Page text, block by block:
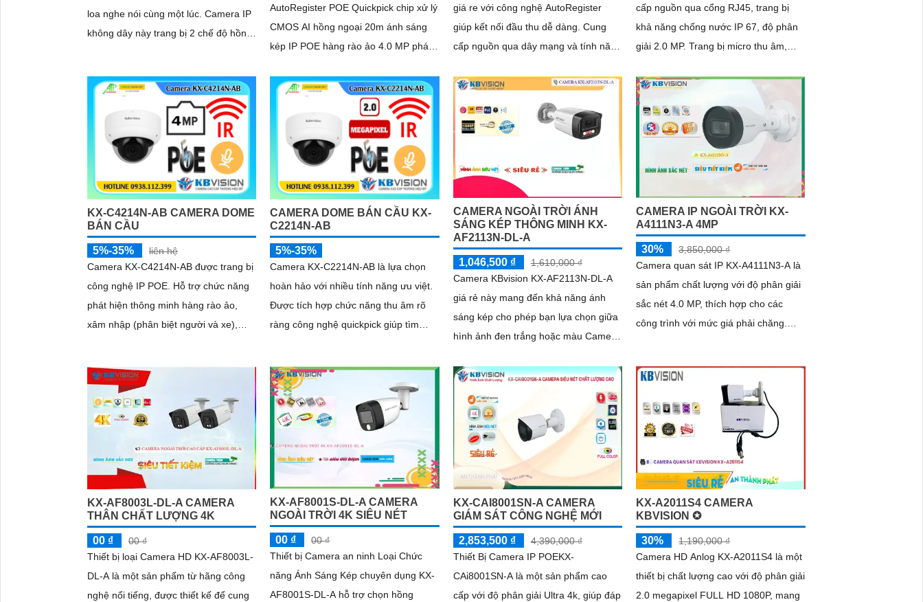
loa nghe nói cùng một lúc. Camera IP
không dây này trang bị 2 chế độ hồng
gọn cho ra gốc nhìn rộng đáng để
tham khảo
AutoRegister POE Quickpick chip xử lý
CMOS AI hồng ngoại 20m ánh sáng
kép IP POE hàng rào ảo 4.0 MP phát
giá re với công nghệ AutoRegister
giúp kết nối đầu thu dễ dàng. Cung
cấp nguồn qua dây mạng và tính năng
nhanh chóng
cấp nguồn qua cổng RJ45, trang bị
khả năng chống nước IP 67, độ phân
giải 2.0 MP. Trang bị micro thu âm,
KX-C4214N-AB CAMERA DOME
BÁN CẦU
5%-35%
liên hệ
Camera KX-C4214N-AB được trang bị
công nghệ IP POE. Hỗ trợ chức năng
phát hiện thông minh hàng rào ảo,
xâm nhập (phân biệt người và xe),
CAMERA DOME BÁN CẦU KX-
C2214N-AB
5%-35%
Camera KX-C2214N-AB là lựa chọn
hoàn hảo với nhiều tính năng ưu việt.
Được tích hợp chức năng thu âm rõ
ràng công nghệ quickpick giúp tìm
CAMERA NGOÀI TRỜI ÁNH
SÁNG KÉP THÔNG MINH KX-
AF2113N-DL-A
1,046,500 ₫
1,610,000 ₫
Camera KBvision KX-AF2113N-DL-A
giá rẻ này mang đến khả năng ánh
sáng kép cho phép bạn lựa chọn giữa
hình ảnh đen trắng hoặc màu Camera
tính năng...
CAMERA IP NGOÀI TRỜI KX-
A4111N3-A 4MP
30%
3,850,000 ₫
Camera quan sát IP KX-A4111N3-A là
sản phẩm chất lượng với độ phân giải
sắc nét 4.0 MP, thích hợp cho các
công trình với mức giá phải chăng.
KX-AF8003L-DL-A CAMERA
THÂN CHẤT LƯỢNG 4K
00 ₫
00 ₫
Thiết bị loại Camera HD KX-AF8003L-
DL-A là một sản phẩm từ hãng công
nghệ nổi tiếng, được thiết kế để cung
KX-AF8001S-DL-A CAMERA
NGOÀI TRỜI 4K SIÊU NÉT
00 ₫
00 ₫
Thiết bị Camera an ninh Loại Chức
năng Ánh Sáng Kép chuyên dụng KX-
AF8001S-DL-A hỗ trợ chọn hồng
KX-CAI8001SN-A CAMERA
GIÁM SÁT CÔNG NGHỆ MỚI
2,853,500 ₫
4,390,000 ₫
Thiết Bị Camera IP POEKX-
CAi8001SN-A là một sản phẩm cao
cấp với độ phân giải Ultra 4k, giúp đáp
KX-A2011S4 CAMERA
KBVISION ✪
30%
1,190,000 ₫
Camera HD Anlog KX-A2011S4 là một
thiết bị chất lượng cao với độ phân giải
2.0 megapixel FULL HD 1080P, mang